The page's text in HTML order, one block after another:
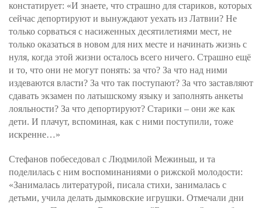
констатирует: «И знаете, что страшно для стариков, которых
сейчас депортируют и вынуждают уехать из Латвии? Не
только сорваться с насиженных десятилетиями мест, не
только оказаться в новом для них месте и начинать жизнь с
нуля, когда этой жизни осталось всего ничего. Страшно ещё
и то, что они не могут понять: за что? За что над ними
издеваются власти? За что так поступают? За что заставляют
сдавать экзамен по латышскому языку и заполнять анкеты
лояльности? За что депортируют? Старики – они же как
дети. И плачут, вспоминая, как с ними поступили, тоже
искренне…»
Стефанов побеседовал с Людмилой Межиньш, и та
поделилась с ним воспоминаниями о рижской молодости:
«Занималась литературой, писала стихи, занималась с
детьми, учила делать дымковские игрушки. Отмечали дни